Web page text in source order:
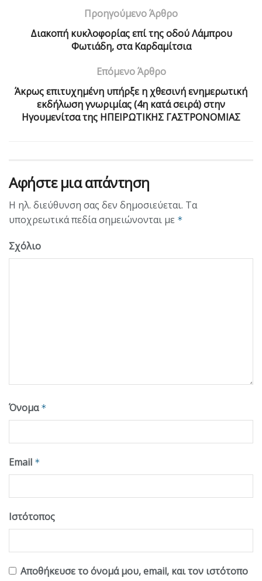
Προηγούμενο Άρθρο
Διακοπή κυκλοφορίας επί της οδού Λάμπρου
Φωτιάδη, στα Καρδαμίτσια
Επόμενο Άρθρο
Άκρως επιτυχημένη υπήρξε η χθεσινή ενημερωτική
εκδήλωση γνωριμίας (4η κατά σειρά) στην
Ηγουμενίτσα της ΗΠΕΙΡΩΤΙΚΗΣ ΓΑΣΤΡΟΝΟΜΙΑΣ
Αφήστε μια απάντηση
Η ηλ. διεύθυνση σας δεν δημοσιεύεται. Τα
υποχρεωτικά πεδία σημειώνονται με *
Σχόλιο
Όνομα *
Email *
Ιστότοπος
Αποθήκευσε το όνομά μου, email, και τον ιστότοπο